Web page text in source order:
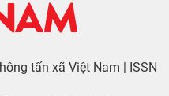
tấn xã Việt Nam | ISSN